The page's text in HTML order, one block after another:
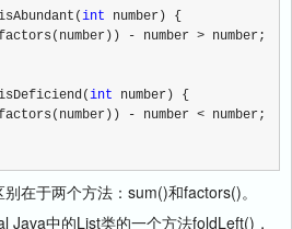
int number) {
- number > number;
int number) {
- number < number;
于两个方法：sum()和factors()。
Java中的List类的一个方法foldLeft()，